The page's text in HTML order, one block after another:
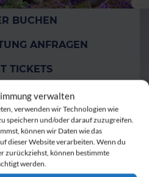
verwalten
verwenden wir Technologien wie
speichern und/oder darauf zuzugreifen.
können wir Daten wie das
dieser Website verarbeiten. Wenn du
zurückziehst, können bestimmte
werden.
BUCHEN
ANFRAGEN
TICKETS